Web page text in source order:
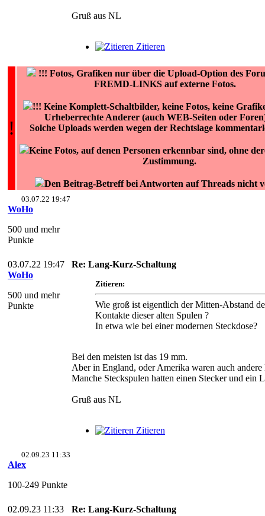
Gruß aus NL
Zitieren
!
!!! Fotos, Grafiken nur über die Upload-Option des
FREMD-LINKS auf externe Fotos.
!!! Keine Komplett-Schaltbilder, keine Fotos, keine
Urheberrechte Anderer (auch WEB-Seiten oder
Solche Uploads werden wegen der Rechtslage
Keine Fotos, auf denen Personen erkennbar sind, ohne
Zustimmung.
Den Beitrag-Betreff bei Antworten auf Threads nicht
03.07.22 19:47
WoHo
500 und mehr
Punkte
03.07.22 19:47
WoHo
500 und mehr
Punkte
Re: Lang-Kurz-Schaltung
Zitieren:
Wie groß ist eigentlich der Mitten-Abstand
Kontakte dieser alten Spulen ?
In etwa wie bei einer modernen Steckdose?
Bei den meisten ist das 19 mm.
Aber in England, oder Amerika waren auch
Manche Steckspulen hatten einen Stecker und ein
Gruß aus NL
Zitieren
02.09.23 11:33
Alex
100-249 Punkte
02.09.23 11:33
Re: Lang-Kurz-Schaltung